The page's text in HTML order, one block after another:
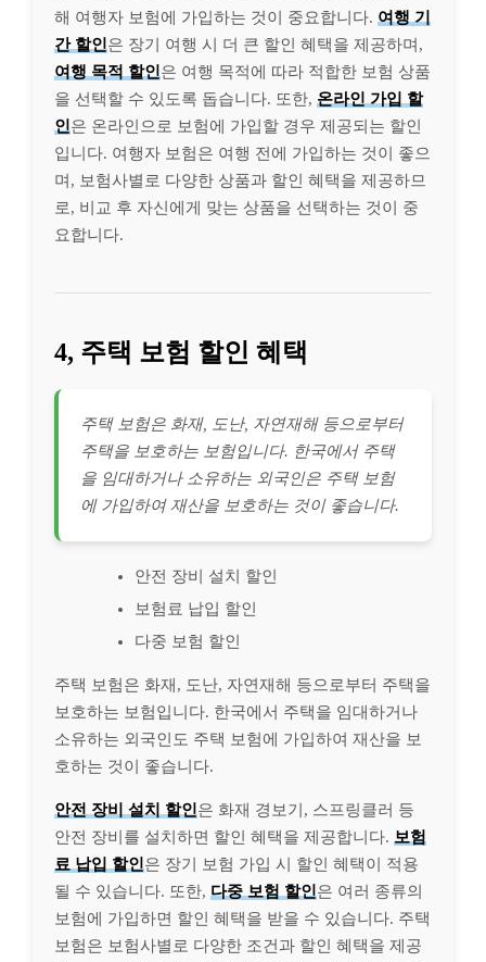
해 여행자 보험에 가입하는 것이 중요합니다. 여행 기
간 할인은 장기 여행 시 더 큰 할인 혜택을 제공하며,
여행 목적 할인은 여행 목적에 따라 적합한 보험 상품
을 선택할 수 있도록 돕습니다. 또한, 온라인 가입 할
인은 온라인으로 보험에 가입할 경우 제공되는 할인
입니다. 여행자 보험은 여행 전에 가입하는 것이 좋으
며, 보험사별로 다양한 상품과 할인 혜택을 제공하므
로, 비교 후 자신에게 맞는 상품을 선택하는 것이 중
요합니다.
4, 주택 보험 할인 혜택
주택 보험은 화재, 도난, 자연재해 등으로부터
주택을 보호하는 보험입니다. 한국에서 주택
을 임대하거나 소유하는 외국인은 주택 보험
에 가입하여 재산을 보호하는 것이 좋습니다.
안전 장비 설치 할인
보험료 납입 할인
다중 보험 할인
주택 보험은 화재, 도난, 자연재해 등으로부터 주택을
보호하는 보험입니다. 한국에서 주택을 임대하거나
소유하는 외국인도 주택 보험에 가입하여 재산을 보
호하는 것이 좋습니다.
안전 장비 설치 할인은 화재 경보기, 스프링클러 등
안전 장비를 설치하면 할인 혜택을 제공합니다. 보험
료 납입 할인은 장기 보험 가입 시 할인 혜택이 적용
될 수 있습니다. 또한, 다중 보험 할인은 여러 종류의
보험에 가입하면 할인 혜택을 받을 수 있습니다. 주택
보험은 보험사별로 다양한 조건과 할인 혜택을 제공